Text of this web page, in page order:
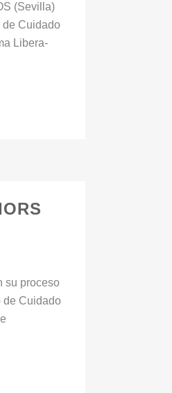
(Sevilla)
de Cuidado
Libera-
su proceso
de Cuidado